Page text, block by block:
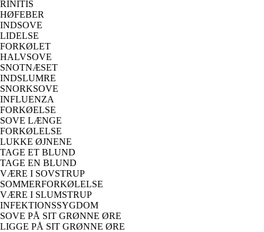
RINITIS
HØFEBER
INDSOVE
LIDELSE
FORKØLET
HALVSOVE
SNOTNÆSET
INDSLUMRE
SNORKSOVE
INFLUENZA
FORKØELSE
SOVE LÆNGE
FORKØLELSE
LUKKE ØJNENE
TAGE ET BLUND
TAGE EN BLUND
VÆRE I SOVSTRUP
SOMMERFORKØLELSE
VÆRE I SLUMSTRUP
INFEKTIONSSYGDOM
SOVE PÅ SIT GRØNNE ØRE
LIGGE PÅ SIT GRØNNE ØRE